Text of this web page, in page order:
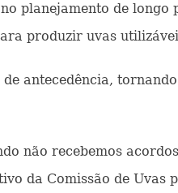
planejamento de longo
produzir uvas
antecedência,
não recebemos
da Comissão de Uvas